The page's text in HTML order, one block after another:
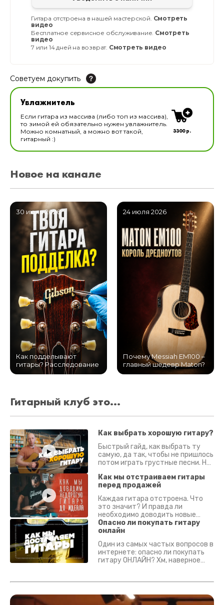
Гитара отстроена в нашей мастерской. Смотреть
видео
Бесплатное сервисное обслуживание. Смотреть
видео
7 или 14 дней на возврат. Смотреть видео
Советуем докупить
Увлажнитель для музыкальных инструментов
В наличии
Увлажнитель
Если гитара из массива (либо топ из массива),
то зимой ей обязательно нужен увлажнитель.
Можно комнатный, а можно вот такой,
гитарный :)
3300 р.
Новое на канале
30 июля 2026
Как подделывают
гитары? Расследование
24 июля 2026
Почему Messiah EM100 –
главный шедевр Maton?
Гитарный клуб это...
Как выбрать хорошую гитару?
Быстрый гайд, как выбрать ту
самую, да так, чтобы не пришлось
потом играть грустные песни. На
Как мы отстраиваем гитары
перед продажей
Каждая гитара отстроена. Что
это значит? И правда ли
необходимо доводить новые
гитары? Если кратко - да.
Подробно - в видео :)
Опасно ли покупать гитару
онлайн
Один из самых частых вопросов в
интернете: опасно ли покупать
гитару ОНЛАЙН? Хм, наверное
застрахован. Случись что -